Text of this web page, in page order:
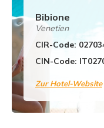
Bibione
Venetien
CIR-Code:
CIN-Code:
Zur Hotel-Website